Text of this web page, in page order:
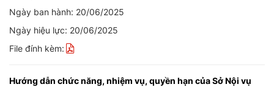
Ngày ban hành: 20/06/2025
Ngày hiệu lực: 20/06/2025
File đính kèm:
Hướng dẫn chức năng, nhiệm vụ, quyền hạn của Sở Nội vụ